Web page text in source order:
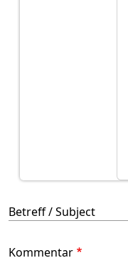
Betreff / Subject
Kommentar